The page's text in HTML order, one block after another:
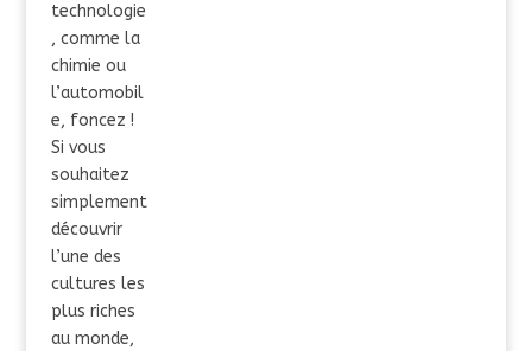
technologie
, comme la
chimie ou
l’automobil
e, foncez !
Si vous
souhaitez
simplement
découvrir
l’une des
cultures les
plus riches
au monde,